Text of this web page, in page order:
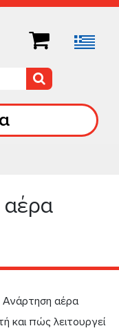
Ανάρτηση αέρα
και πώς λειτουργεί